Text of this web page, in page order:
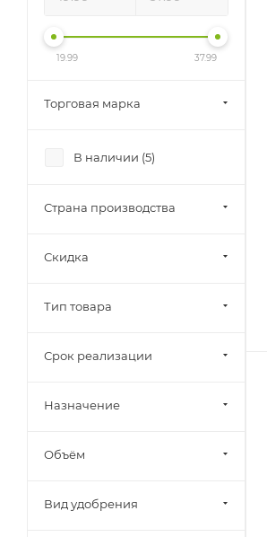
19.99 37.99
Торговая марка
В наличии (5)
Страна производства
Скидка
Тип товара
Срок реализации
Назначение
Объём
Вид удобрения